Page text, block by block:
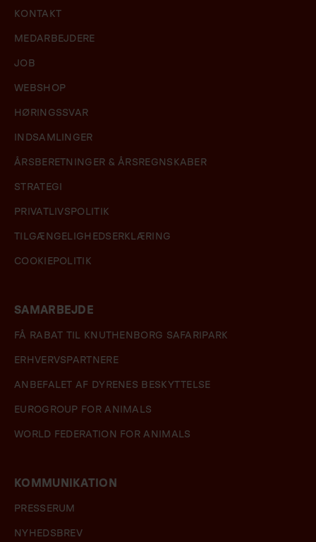
KONTAKT
MEDARBEJDERE
JOB
WEBSHOP
HØRINGSSVAR
INDSAMLINGER
ÅRSBERETNINGER & ÅRSREGNSKABER
STRATEGI
PRIVATLIVSPOLITIK
TILGÆNGELIGHEDSERKLÆRING
COOKIEPOLITIK
SAMARBEJDE
FÅ RABAT TIL KNUTHENBORG SAFARIPARK
ERHVERVSPARTNERE
ANBEFALET AF DYRENES BESKYTTELSE
EUROGROUP FOR ANIMALS
WORLD FEDERATION FOR ANIMALS
KOMMUNIKATION
PRESSERUM
NYHEDSBREV